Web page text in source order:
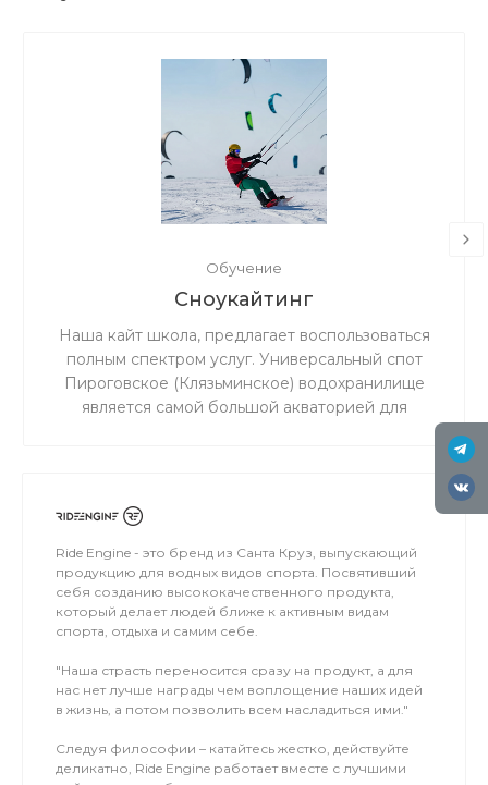
Обучение
Сноукайтинг
Наша кайт школа, предлагает воспользоваться
полным спектром услуг. Универсальный спот
Пироговское (Клязьминское) водохранилище
является самой большой акваторией для
льду мокро или нет снега, мы занимаемся на
Ride Engine - это бренд из Санта Круз, выпускающий
продукцию для водных видов спорта. Посвятивший
себя созданию высококачественного продукта,
который делает людей ближе к активным видам
спорта, отдыха и самим себе.
"Наша страсть переносится сразу на продукт, а для
нас нет лучше награды чем воплощение наших идей
в жизнь, а потом позволить всем насладиться ими."
Следуя философии – катайтесь жестко, действуйте
деликатно, Ride Engine работает вместе с лучшими